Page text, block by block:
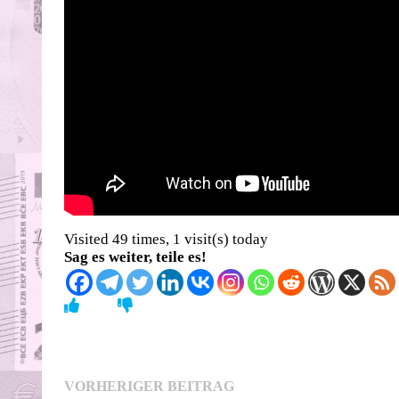
Visited 49 times, 1 visit(s) today
Sag es weiter, teile es!
Beitragsnavigation
VORHERIGER BEITRAGVorheriger